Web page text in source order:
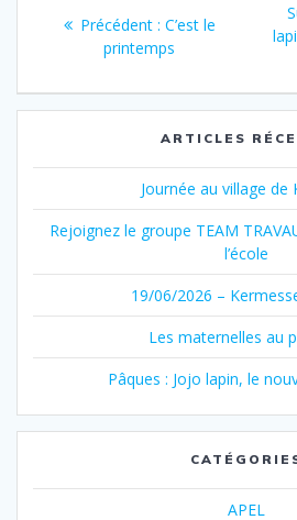
l’article
Précédent : Article
précédent
C’est le
printemps
ARTICLES
Journée au village de
Rejoignez le groupe TEAM
l’école
19/06/2026 –
Les maternelles au
Pâques : Jojo lapin, le
APEL